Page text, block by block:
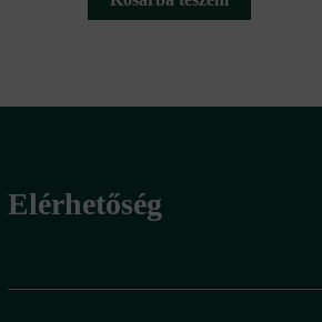
Elérhetőség